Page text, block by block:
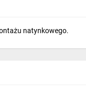
natynkowego.